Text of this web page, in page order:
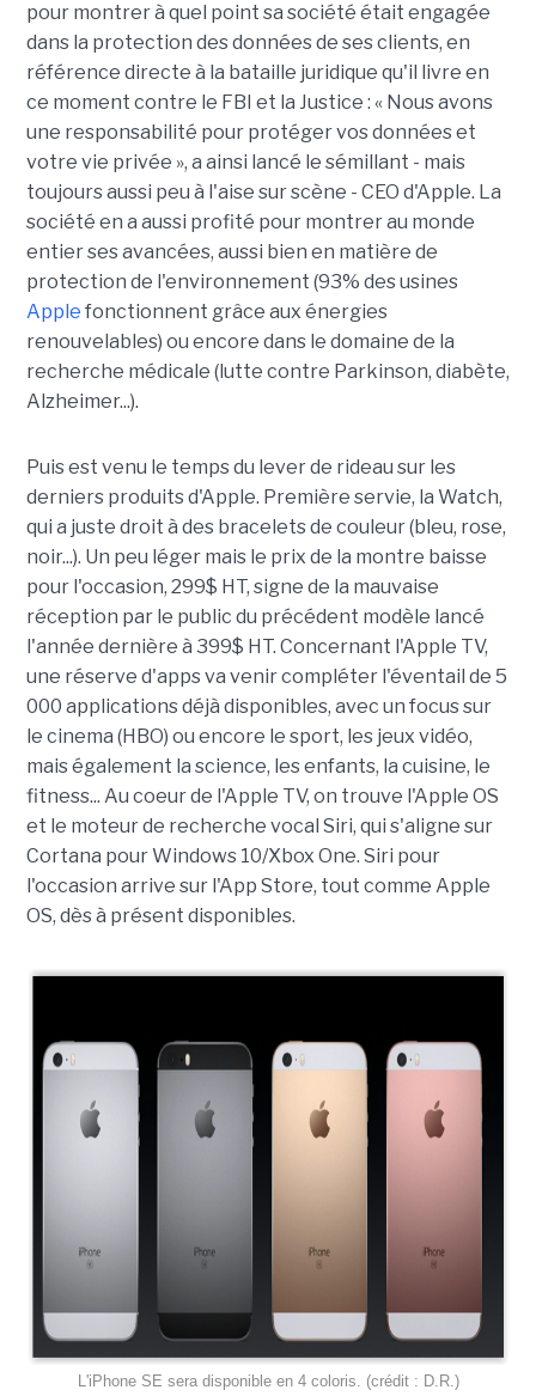
pour montrer à quel point sa société était engagée
dans la protection des données de ses clients, en
référence directe à la bataille juridique qu'il livre en
ce moment contre le FBI et la Justice : « Nous avons
une responsabilité pour protéger vos données et
votre vie privée », a ainsi lancé le sémillant - mais
toujours aussi peu à l'aise sur scène - CEO d'Apple. La
société en a aussi profité pour montrer au monde
entier ses avancées, aussi bien en matière de
protection de l'environnement (93% des usines
Apple fonctionnent grâce aux énergies
renouvelables) ou encore dans le domaine de la
recherche médicale (lutte contre Parkinson, diabète,
Alzheimer...).
Puis est venu le temps du lever de rideau sur les
derniers produits d'Apple. Première servie, la Watch,
qui a juste droit à des bracelets de couleur (bleu, rose,
noir...). Un peu léger mais le prix de la montre baisse
pour l'occasion, 299$ HT, signe de la mauvaise
réception par le public du précédent modèle lancé
l'année dernière à 399$ HT. Concernant l'Apple TV,
une réserve d'apps va venir compléter l'éventail de 5
000 applications déjà disponibles, avec un focus sur
le cinema (HBO) ou encore le sport, les jeux vidéo,
mais également la science, les enfants, la cuisine, le
fitness... Au coeur de l'Apple TV, on trouve l'Apple OS
et le moteur de recherche vocal Siri, qui s'aligne sur
Cortana pour Windows 10/Xbox One. Siri pour
l'occasion arrive sur l'App Store, tout comme Apple
OS, dès à présent disponibles.
L'iPhone SE sera disponible en 4 coloris. (crédit : D.R.)